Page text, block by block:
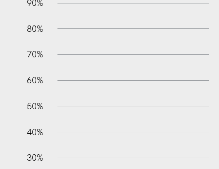
10%
90%
80%
70%
60%
50%
40%
30%